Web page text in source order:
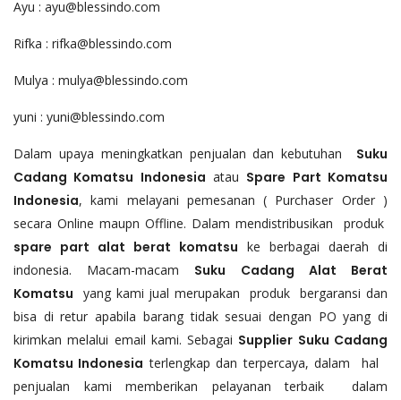
Ayu : ayu@blessindo.com
Rifka : rifka@blessindo.com
Mulya : mulya@blessindo.com
yuni : yuni@blessindo.com
Dalam upaya meningkatkan penjualan dan kebutuhan Suku
Cadang Komatsu Indonesia atau Spare Part Komatsu
Indonesia, kami melayani pemesanan ( Purchaser Order )
secara Online maupn Offline. Dalam mendistribusikan produk
spare part alat berat komatsu ke berbagai daerah di
indonesia. Macam-macam Suku Cadang Alat Berat
Komatsu yang kami jual merupakan produk bergaransi dan
bisa di retur apabila barang tidak sesuai dengan PO yang di
kirimkan melalui email kami. Sebagai Supplier Suku Cadang
Komatsu Indonesia terlengkap dan terpercaya, dalam hal
penjualan kami memberikan pelayanan terbaik dalam